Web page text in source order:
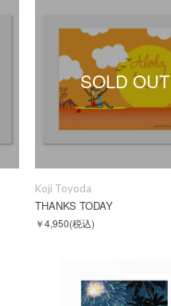
SOLD OUT
Koji Toyoda
THANKS TODAY
￥4,950(税込)